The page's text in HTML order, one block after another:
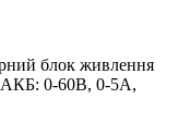
блок живлення
АКБ: 0-60В, 0-5А,